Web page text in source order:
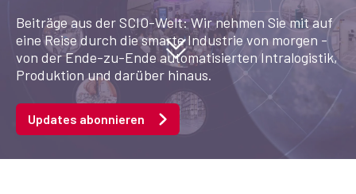
Beiträge aus der SCIO-Welt: Wir nehmen Sie mit auf
eine Reise durch die smarte Industrie von morgen -
von der Ende-zu-Ende automatisierten Intralogistik,
Produktion und darüber hinaus.
Updates abonnieren